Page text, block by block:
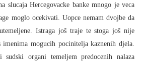
slucaja Hercegovacke banke mnogo je veca
moglo ocekivati. Uopce nemam dvojbe da
Istraga još traje te stoga još nije
mogucih pocinitelja kaznenih djela.
organi temeljem predocenih nalaza